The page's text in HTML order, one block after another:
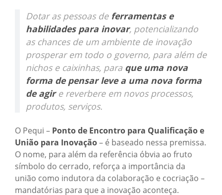
Dotar as pessoas de ferramentas e
habilidades para inovar, potencializando
as chances de um ambiente de inovação
prosperar em todo o governo, para além de
nichos e caixinhas, para que uma nova
forma de pensar leve a uma nova forma
de agire reverbere em novos processos,
produtos, serviços.
O Pequi – Ponto de Encontro para Qualificação e
União para Inovação– é baseado nessa premissa.
O nome, para além da referência óbvia ao fruto
símbolo do cerrado, reforça a importância da
união como indutora da colaboração e cocriação –
mandatórias para que a inovação aconteça.